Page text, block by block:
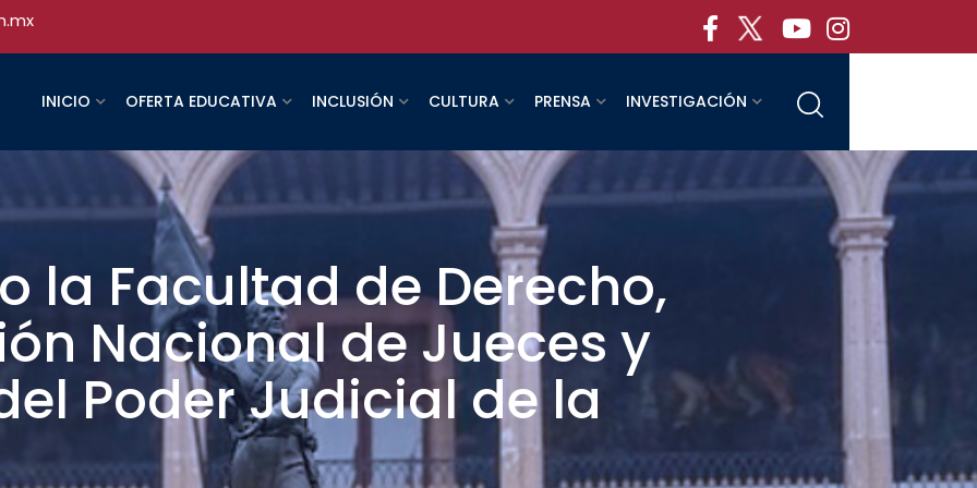
INICIO OFERTA EDUCATIVA INCLUSIÓN CULTURA PRENSA INVESTIGACIÓN
la Facultad de Derecho,
Nacional de Jueces y
Poder Judicial de la